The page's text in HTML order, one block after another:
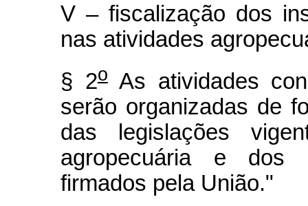
V – fiscalização dos
nas atividades
§ 2oAs atividades
serão organizadas de
das legislações
agropecuária e dos
firmados pela União."